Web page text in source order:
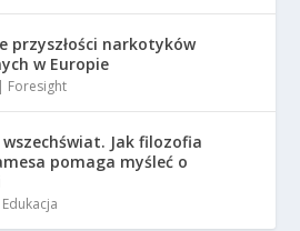
przyszłości narkotyków
w Europie
| Foresight
Jak filozofia
pomaga myśleć o
Edukacja